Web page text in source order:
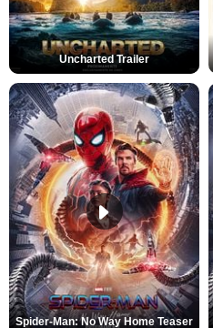
Uncharted Trailer
Spider-Man: No Way Home Teaser